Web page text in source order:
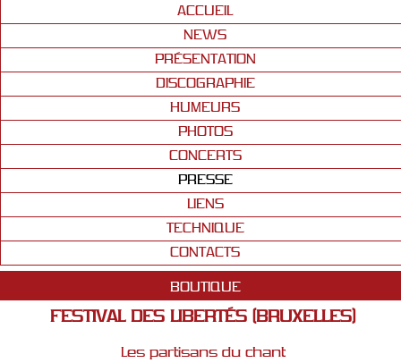
ACCUEIL
NEWS
PRÉSENTATION
DISCOGRAPHIE
HUMEURS
PHOTOS
CONCERTS
PRESSE
LIENS
TECHNIQUE
CONTACTS
BOUTIQUE
FESTIVAL DES LIBERTÉS (BRUXELLES)
Les partisans du chant